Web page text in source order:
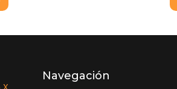
Navegación